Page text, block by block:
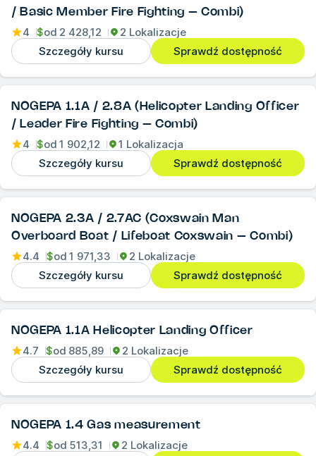
/ Basic Member Fire Fighting – Combi)
4 $od 2 428,12
2 Lokalizacje
Szczegóły kursu
Sprawdź dostępność
NOGEPA 1.1A / 2.8A (Helicopter Landing Officer
/ Leader Fire Fighting – Combi)
4 $od 1 902,12
1 Lokalizacja
Szczegóły kursu
Sprawdź dostępność
NOGEPA 2.3A / 2.7AC (Coxswain Man
Overboard Boat / Lifeboat Coxswain – Combi)
4.4 $od 1 971,33
2 Lokalizacje
Szczegóły kursu
Sprawdź dostępność
NOGEPA 1.1A Helicopter Landing Officer
4.7 $od 885,89
2 Lokalizacje
Szczegóły kursu
Sprawdź dostępność
NOGEPA 1.4 Gas measurement
4.4 $od 513,31
2 Lokalizacje